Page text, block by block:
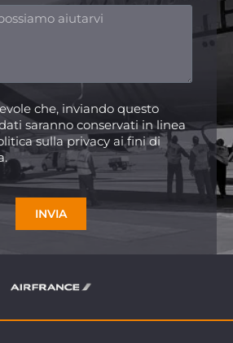
che, inviando questo
saranno conservati in linea
sulla privacy ai fini di
INVIA